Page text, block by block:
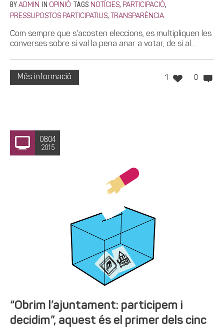
BY ADMIN IN OPINIÓ TAGS NOTÍCIES, PARTICIPACIÓ,
PRESSUPOSTOS PARTICIPATIUS, TRANSPARÈNCIA
Com sempre que s’acosten eleccions, es multipliquen les
converses sobre si val la pena anar a votar, de si al...
1 0
Més informació
08.04
2015
“Obrim l’ajuntament: participem i
decidim”, aquest és el primer dels cinc